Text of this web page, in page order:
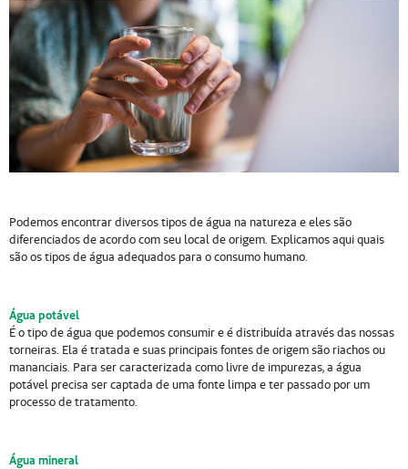
Podemos encontrar diversos tipos de água na natureza e eles são
diferenciados de acordo com seu local de origem. Explicamos aqui quais
são os tipos de água adequados para o consumo humano.
Água potável
É o tipo de água que podemos consumir e é distribuída através das nossas
torneiras. Ela é tratada e suas principais fontes de origem são riachos ou
mananciais. Para ser caracterizada como livre de impurezas, a água
potável precisa ser captada de uma fonte limpa e ter passado por um
processo de tratamento.
Água mineral